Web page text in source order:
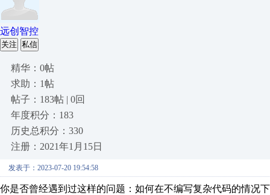
远创智控
关注 私信
精华：0帖
求助：1帖
帖子：183帖 | 0回
年度积分：183
历史总积分：330
注册：2021年1月15日
发表于：2023-07-20 19:54:58
你是否曾经遇到过这样的问题：如何在不编写复杂代码的情况